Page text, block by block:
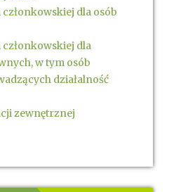
dla osób
dla
w tym osób
działalność
zewnętrznej